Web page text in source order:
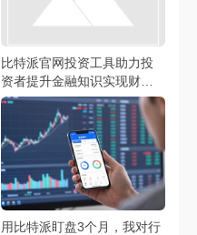
比特派官网投资工具助力投
资者提升金融知识实现财富
增长
用比特派盯盘3个月，我对行